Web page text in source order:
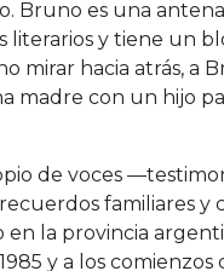
Bruno es una
literarios y tiene un
mirar hacia atrás, a
madre con un hijo
de voces
familiares y
la provincia
y a los comienzos